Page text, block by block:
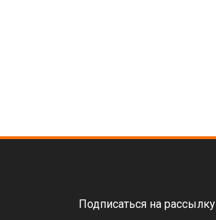
Подписаться на рассылку